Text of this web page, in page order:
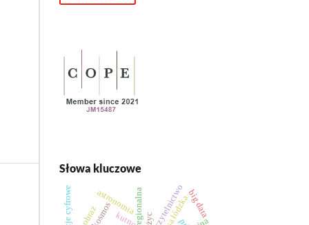
Słowa kluczowe
prasa łódzka
kosmos
astronomia czytelnictwo
kutno
obraz big data